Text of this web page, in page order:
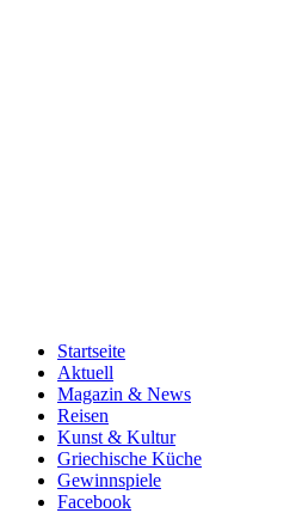
Startseite
Aktuell
Magazin & News
Reisen
Kunst & Kultur
Griechische Küche
Gewinnspiele
Facebook